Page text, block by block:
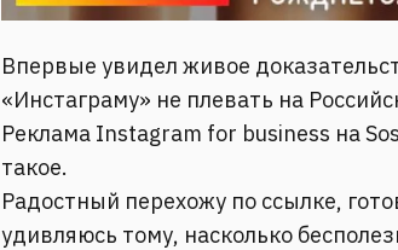
Впервые увидел живое
«Инстаграму» не плевать на
Реклама Instagram for business на
такое.
Радостный перехожу по ссылке,
удивляюсь тому, насколько